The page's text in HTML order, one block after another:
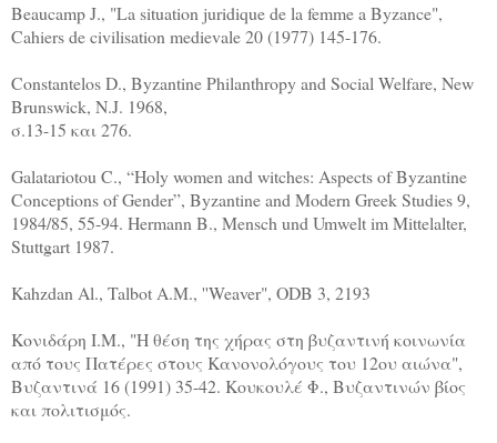
Beaucamp J., "La situation juridique de la femme a Byzance",
Cahiers de civilisation medievale 20 (1977) 145-176.
Constantelos D., Byzantine Philanthropy and Social Welfare, New
Brunswick, N.J. 1968,
σ.13-15 και 276.
Galatariotou C., “Holy women and witches: Aspects of Byzantine
Conceptions of Gender”, Byzantine and Modern Greek Studies 9,
1984/85, 55-94. Hermann B., Mensch und Umwelt im Mittelalter,
Stuttgart 1987.
Kahzdan Αl., Talbot A.M., ''Weaver", ODB 3, 2193
Κονιδάρη Ι.Μ., "Η θέση της χήρας στη βυζαντινή κοινωνία
από τους Πατέρες στους Κανονολόγους του 12ου αιώνα",
Βυζαντινά 16 (1991) 35-42. Κουκουλέ Φ., Βυζαντινών βίος
και πολιτισμός.